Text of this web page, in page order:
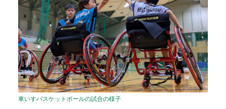
車いすバスケットボールの試合の様子